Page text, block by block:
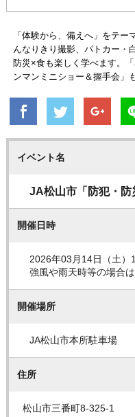
「体験から、備えへ」をテ
んなりきり撮影、パトカー・
防災×食も楽しく学べます。
ンマンミニショー＆握手会」
イベント名
JA松山市「防犯・防
開催日時
2026年03月14日（土）
強風や雨天時等の場合
開催場所
JA松山市本所駐車場
住所
松山市三番町8-325-1